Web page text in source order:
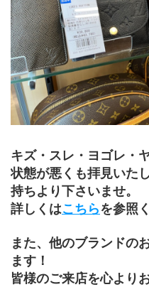
キズ・スレ・ヨゴレ・
状態が悪くも拝見いた
持ちより下さいませ。
詳しくはこちら を参照
また、他のブランドの
ます！
皆様のご来店を心より